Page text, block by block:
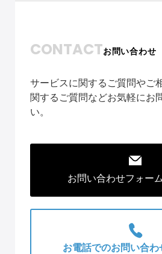
CONTACTお問い合わせ
サービスに関するご質問やご
関するご質問などお気軽にお
い。
お問い合わせフォー
お電話でのお問い合わ